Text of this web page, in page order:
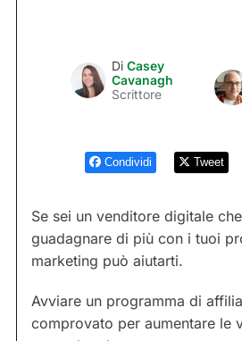
Di Casey
Cavanagh
Scrittore
Condividi Tweet
Se sei un venditore digitale
guadagnare di più con i tuoi
marketing può aiutarti.
Avviare un programma di
comprovato per aumentare le